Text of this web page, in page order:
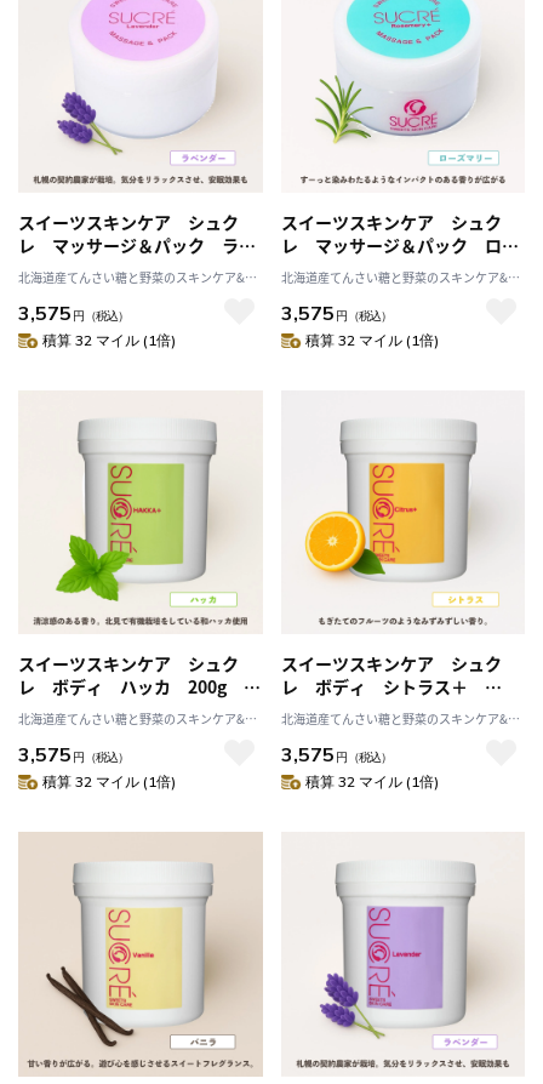
スイーツスキンケア シュク
レ マッサージ＆パック ラベ
ンダー 100g シュガースクラ
ブ 無添加 保湿 北海道 乾
燥 天然成分
北海道産てんさい糖と野菜のスキンケア&ヘ
3,575 円 （税込）
積算 32 マイル (1倍)
スイーツスキンケア シュク
レ マッサージ＆パック ロー
ズマリー 100g シュガースク
ラブ 無添加 保湿 北海道
乾燥 天然成分
北海道産てんさい糖と野菜のスキンケア&ヘ
3,575 円 （税込）
積算 32 マイル (1倍)
スイーツスキンケア シュク
レ ボディ ハッカ 200g シ
ュガースクラブ 無添加 保
湿 北海道 乾燥 天然成分
北海道産てんさい糖と野菜のスキンケア&ヘ
3,575 円 （税込）
積算 32 マイル (1倍)
スイーツスキンケア シュク
レ ボディ シトラス＋
200g シュガースクラブ 無添
加 保湿 北海道 乾燥 天然
成分
北海道産てんさい糖と野菜のスキンケア&ヘ
3,575 円 （税込）
積算 32 マイル (1倍)